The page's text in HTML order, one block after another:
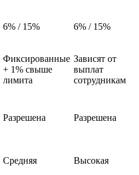
6% / 15% 6% / 15%
Фиксированные
+ 1% свыше
лимита
Зависят от
выплат
сотрудникам
Разрешена Разрешена
Средняя Высокая